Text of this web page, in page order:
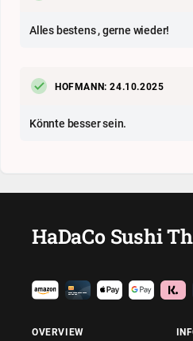
Alles bestens , gerne wieder!
HOFMANN: 24.10.2025
Könnte besser sein.
HaDaCo Sushi
OVERVIEW